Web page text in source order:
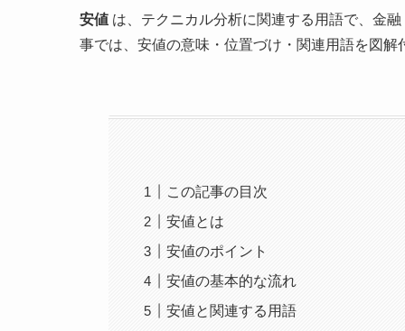
安値 は、テクニカル分析に関連する用語で、金
事では、安値の意味・位置づけ・関連用語を図
この記事の目次
安値とは
安値のポイント
安値の基本的な流れ
安値と関連する用語